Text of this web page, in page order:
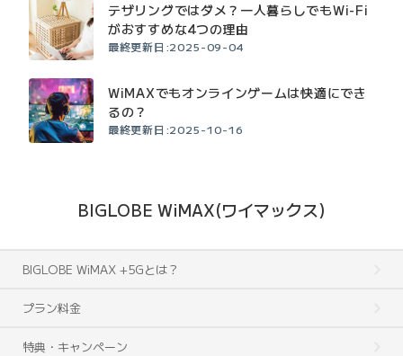
テザリングではダメ？一人暮らしでもWi-Fi
がおすすめな4つの理由
最終更新日:2025-09-04
WiMAXでもオンラインゲームは快適にでき
るの？
最終更新日:2025-10-16
BIGLOBE WiMAX(ワイマックス)
BIGLOBE WiMAX +5Gとは？
プラン料金
特典・キャンペーン